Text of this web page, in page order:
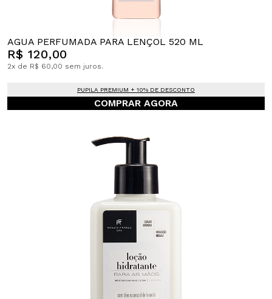
AGUA PERFUMADA PARA LENÇOL 520 ML
R$ 120,00
2x de R$ 60,00 sem juros.
PUPILA PREMIUM + 10% DE DESCONTO
COMPRAR AGORA